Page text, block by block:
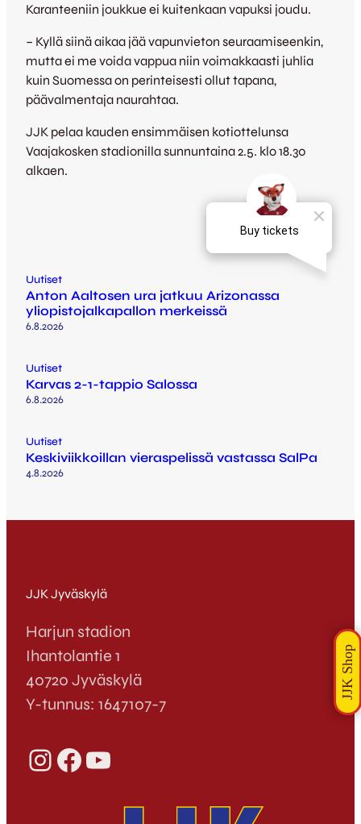
Karanteeniin joukkue ei kuitenkaan vapuksi joudu.
– Kyllä siinä aikaa jää vapunvieton seuraamiseenkin,
mutta ei me voida vappua niin voimakkaasti juhlia
kuin Suomessa on perinteisesti ollut tapana,
päävalmentaja naurahtaa.
JJK pelaa kauden ensimmäisen kotiottelunsa
Vaajakosken stadionilla sunnuntaina 2.5. klo 18.30
alkaen.
Uutiset
Anton Aaltosen ura jatkuu Arizonassa
yliopistojalkapallon merkeissä
6.8.2026
Uutiset
Karvas 2-1-tappio Salossa
6.8.2026
Uutiset
Keskiviikkoillan vieraspelissä vastassa SalPa
4.8.2026
JJK Jyväskylä
Harjun stadion
Ihantolantie 1
40720 Jyväskylä
Y-tunnus: 1647107-7
InstagramFacebook YouTube